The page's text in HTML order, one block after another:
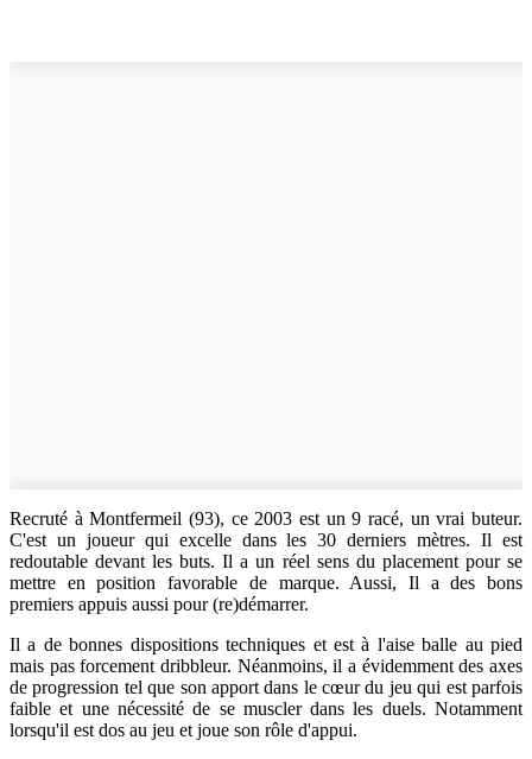
Recruté à Montfermeil (93), ce 2003 est un 9 racé, un vrai buteur.
C'est un joueur qui excelle dans les 30 derniers mètres. Il est
redoutable devant les buts. Il a un réel sens du placement pour se
mettre en position favorable de marque. Aussi, Il a des bons
premiers appuis aussi pour (re)démarrer.
Il a de bonnes dispositions techniques et est à l'aise balle au pied
mais pas forcement dribbleur. Néanmoins, il a évidemment des axes
de progression tel que son apport dans le cœur du jeu qui est parfois
faible et une nécessité de se muscler dans les duels. Notamment
lorsqu'il est dos au jeu et joue son rôle d'appui.